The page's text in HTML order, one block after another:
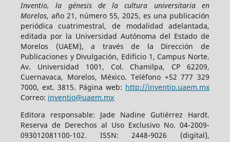
Inventio, la génesis de la cultura universitaria en
Morelos, año 21, número 55, 2025, es una publicación
periódica cuatrimestral, de modalidad adelantada,
editada por la Universidad Autónoma del Estado de
Morelos (UAEM), a través de la Dirección de
Publicaciones y Divulgación, Edificio 1, Campus Norte.
Av. Universidad 1001, Col. Chamilpa, CP 62209,
Cuernavaca, Morelos, México. Teléfono +52 777 329
7000, ext. 3815. Página web: http://inventio.uaem.mx
Correo: inventio@uaem.mx
Editora responsable: Jade Nadine Gutiérrez Hardt.
Reserva de Derechos al Uso Exclusivo No. 04-2009-
093012081100-102. ISSN: 2448-9026 (digital),